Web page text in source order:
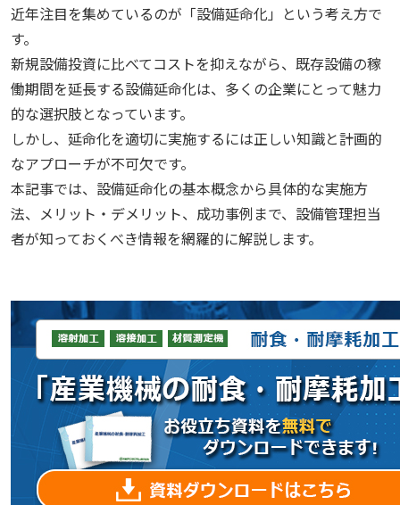
近年注目を集めているのが「設備延命化」という考え方で
す。
新規設備投資に比べてコストを抑えながら、既存設備の稼
働期間を延長する設備延命化は、多くの企業にとって魅力
的な選択肢となっています。
しかし、延命化を適切に実施するには正しい知識と計画的
なアプローチが不可欠です。
本記事では、設備延命化の基本概念から具体的な実施方
法、メリット・デメリット、成功事例まで、設備管理担当
者が知っておくべき情報を網羅的に解説します。